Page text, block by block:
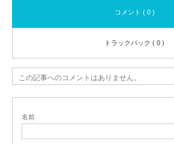
コメント ( 0 )
トラックバック ( 0 )
この記事へのコメントはありません。
名前